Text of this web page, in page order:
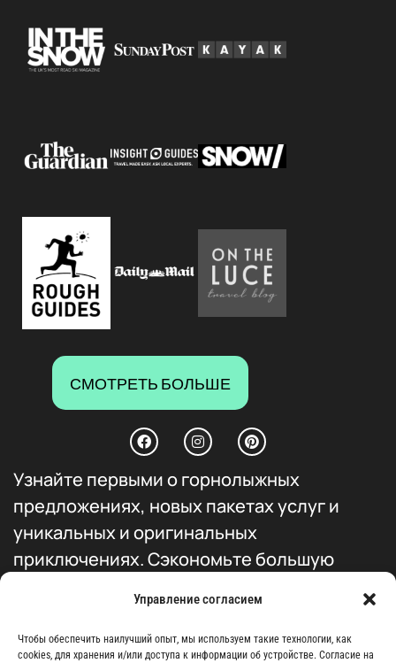
Управление согласием
Чтобы обеспечить наилучший опыт, мы используем такие технологии, как
cookies, для хранения и/или доступа к информации об устройстве. Согласие на
СМОТРЕТЬ БОЛЬШЕ
Узнайте первыми о горнолыжных
предложениях, новых пакетах услуг и
уникальных и оригинальных
приключениях. Сэкономьте большую
всем нашим продуктам.